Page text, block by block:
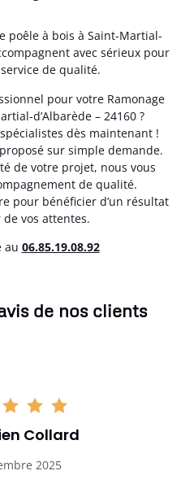
poêle à bois à Saint-Martial-
avec sérieux pour
de qualité.
pour votre Ramonage
d’Albarède – 24160 ?
dès maintenant !
sur simple demande.
de votre projet, nous vous
de qualité.
pour bénéficier d’un résultat
vos attentes.
au 06.85.19.08.92
de nos clients
Collard
2025